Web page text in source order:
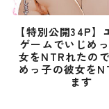
【特別公開34P】
ゲームでいじめ
女をNTRれたの
めっ子の彼女を
ます